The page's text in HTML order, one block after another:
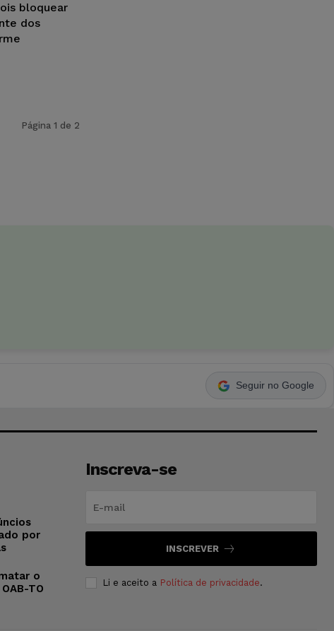
bloquear
dos
Página 1 de 2
Seguir no Google
por
o
TO
Inscreva-se
INSCREVER
Li e aceito a Política de privacidade.